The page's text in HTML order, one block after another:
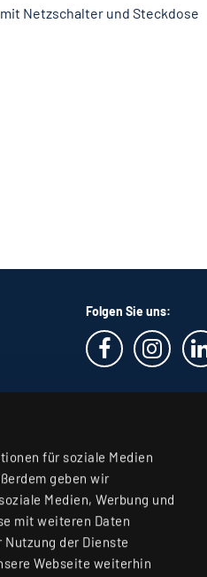
für soziale Medien
geben wir
Medien, Werbung und
mit weiteren Daten
der Dienste
Webseite weiterhin
Netzschalter und Steckdose
Folgen Sie uns: